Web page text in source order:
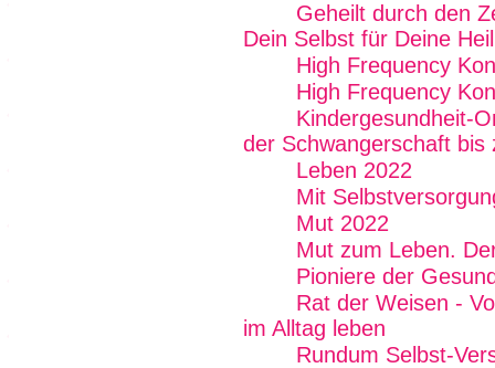
Geheilt durch den
Dein Selbst für Deine
High Frequency
High Frequency
Kindergesundheit-
der Schwangerschaft bis
Leben 2022
Mit
Mut 2022
Mut zum Leben.
Pioniere der
Rat der Weisen -
im Alltag leben
Rundum Selbst-